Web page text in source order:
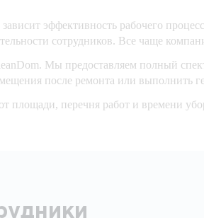
эффективность рабочего
сотрудников. Все чаще
Мы предоставляем полный
после ремонта или выполнить
площади, перечня работ и времени